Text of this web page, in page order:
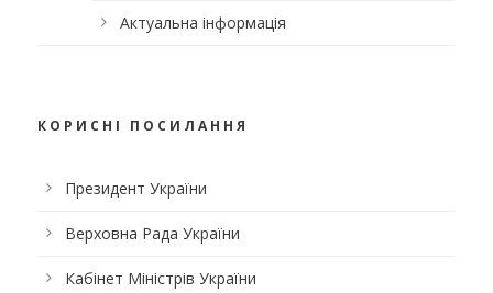
Актуальна інформація
КОРИСНІ ПОСИЛАННЯ
Президент України
Верховна Рада України
Кабінет Міністрів України